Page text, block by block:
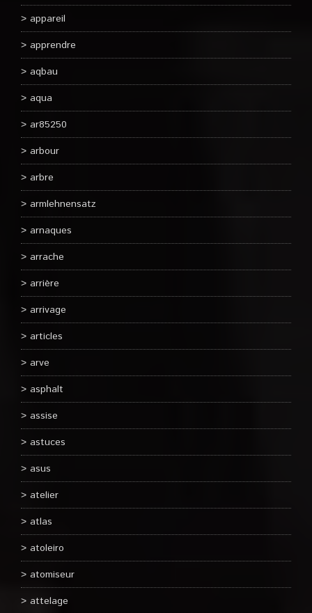
appareil
apprendre
aqbau
aqua
ar85250
arbour
arbre
armlehnensatz
arnaques
arrache
arrière
arrivage
articles
arve
asphalt
assise
astuces
asus
atelier
atlas
atoleiro
atomiseur
attelage